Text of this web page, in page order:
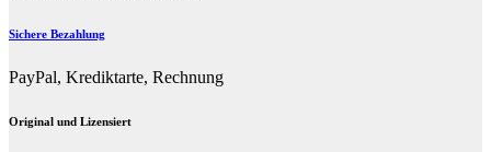
Sichere Bezahlung
PayPal, Krediktarte, Rechnung
Original und Lizensiert